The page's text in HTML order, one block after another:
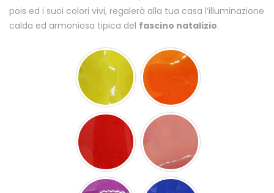
pois ed i suoi colori vivi, regalerà alla tua casa l’illuminazione
calda ed armoniosa tipica del fascino natalizio.